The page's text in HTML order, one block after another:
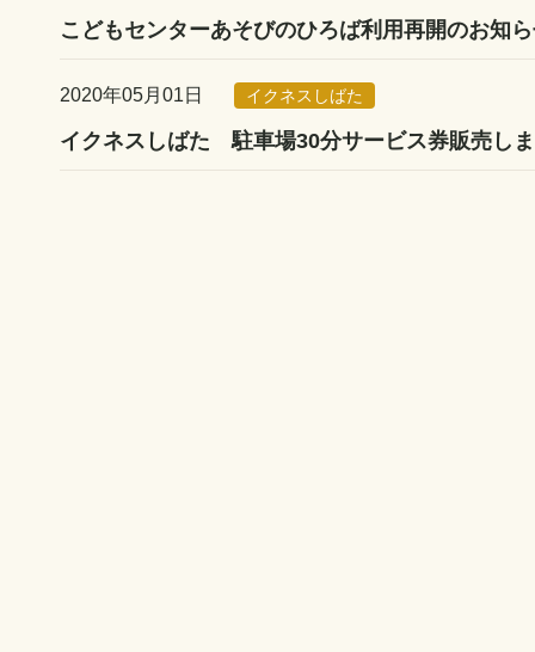
こどもセンターあそびのひろば利用再開のお知
2020年05月01日 イクネスしばた
イクネスしばた 駐車場30分サービス券販売し